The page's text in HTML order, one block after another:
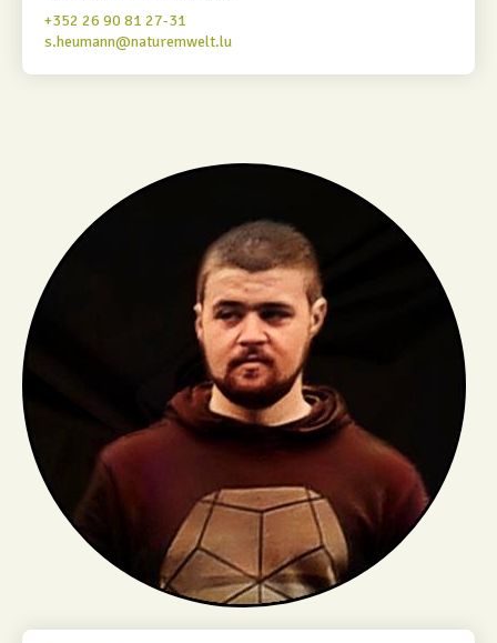
+352 26 90 81 27-31
s.heumann@naturemwelt.lu